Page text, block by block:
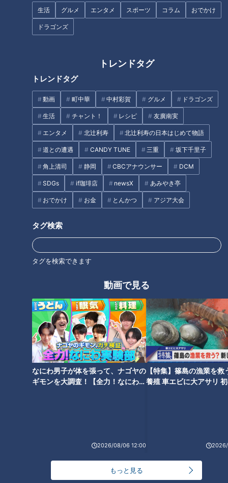
生活 グルメ エンタメ スポーツ コラム おでかけ
ドラゴンズ
トレンドタグ
トレンドタグ
動画 町中華 中村彩賀 グルメ ドラゴンズ
生活 チャント！ レシピ 友廣南実
エンタメ 北辻利寿 北辻利寿の日本はじめて物語
道との遭遇 CANDY TUNE 三重 坂下千里子
角上清司 静岡 CBCアナウンサー DCM
SDGs if珈琲店 newsX あみやき亭
おでかけ お金 とんかつ アジア大会
タグ検索
タグを検索できます
動画で見る
なにわ男子が体を張って、ナゴヤの
ギモンを大調査！【全力！なにわ実
2026/08/06 12:00
【特集】篠島の漁業を救
養殖 車エビに大アサリ
もっと見る
おいしい野菜の食べ方」！JA全
農広報部が「レシピ本」発売！
岐阜県高山市の愛されフード
けおあげの超！時短料理 アレ
ンジで広がる家庭の味
足の裏から健康に！注目のエク
ササイズ「トーガ」
超一流シェフのガチ審査！人気
企画スイーツジャッジ！【花咲
かタイムズ】
めしを徹底紹介！3D海鮮丼＆大
人版お子様ランチタワー＆究極
の石焼きカツカレー
紺野ぶるまが厳選！チェーン店
タグ
グルメ ガンバレルーヤ